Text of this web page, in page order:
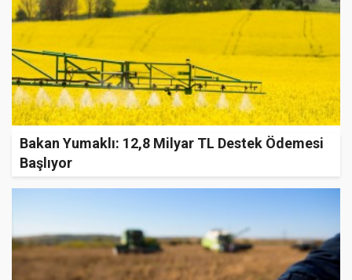
Bakan Yumaklı: 12,8 Milyar TL Destek Ödemesi
Başlıyor